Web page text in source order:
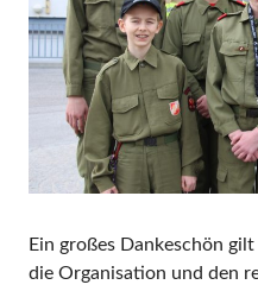
Ein großes Dankeschön
die Organisation und den